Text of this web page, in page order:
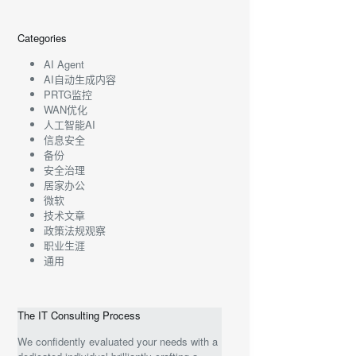
Categories
AI Agent
AI自动生成内容
PRTG监控
WAN优化
人工智能AI
信息安全
备份
安全治理
居家办公
微软
技术文章
政策法规观察
职业生涯
通用
The IT Consulting Process
We confidently evaluated your needs with a